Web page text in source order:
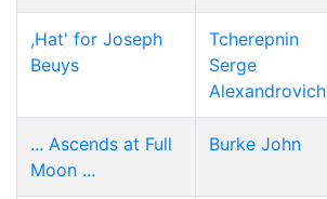
,Hat' for Joseph
Beuys
Tcherepnin
Serge
Alexandrovich
... Ascends at Full
Moon ...
Burke John